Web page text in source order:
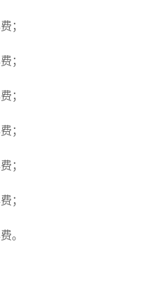
；
；
；
；
；
；
。